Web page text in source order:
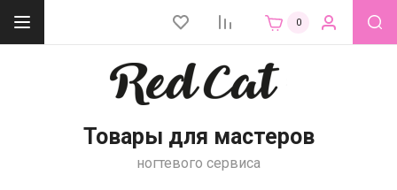
0
Товары для мастеров
ногтевого сервиса